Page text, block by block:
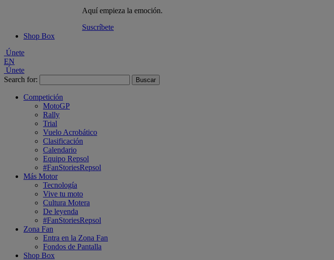
Aquí empieza la emoción.
Suscríbete
Shop Box
Únete
EN
Únete
Search for:
Competición
MotoGP
Rally
Trial
Vuelo Acrobático
Clasificación
Calendario
Equipo Repsol
#FanStoriesRepsol
Más Motor
Tecnología
Vive tu moto
Cultura Motera
De leyenda
#FanStoriesRepsol
Zona Fan
Entra en la Zona Fan
Fondos de Pantalla
Shop Box